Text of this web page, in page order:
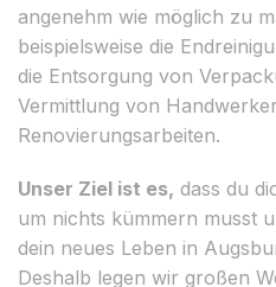
angenehm wie möglich zu
beispielsweise die
die Entsorgung von
Vermittlung von
Renovierungsarbeiten.
Unser Ziel ist es, dass du
um nichts kümmern musst
dein neues Leben in
Deshalb legen wir großen